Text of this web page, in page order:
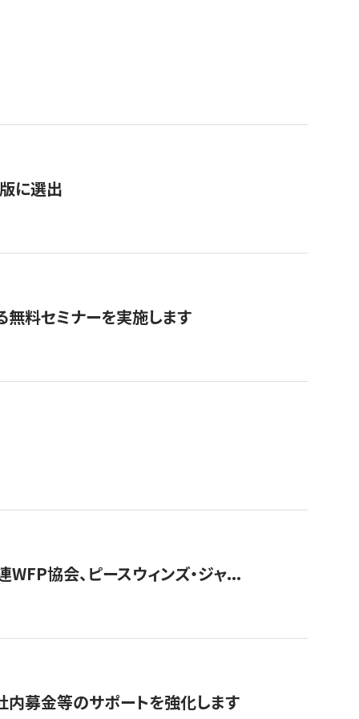
に選出
無料セミナーを実施します
協会、ピースウィンズ・ジャ...
内募金等のサポートを強化します